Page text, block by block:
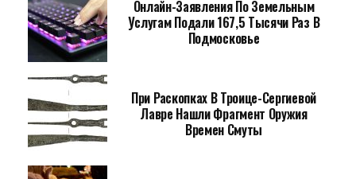
Онлайн-Заявления По Земельным
Услугам Подали 167,5 Тысячи Раз В
Подмосковье
При Раскопках В Троице-Сергиевой
Лавре Нашли Фрагмент Оружия
Времен Смуты